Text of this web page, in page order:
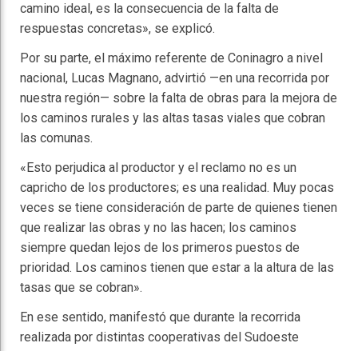
camino ideal, es la consecuencia de la falta de
respuestas concretas», se explicó.
Por su parte, el máximo referente de Coninagro a nivel
nacional, Lucas Magnano, advirtió —en una recorrida por
nuestra región— sobre la falta de obras para la mejora de
los caminos rurales y las altas tasas viales que cobran
las comunas.
«Esto perjudica al productor y el reclamo no es un
capricho de los productores; es una realidad. Muy pocas
veces se tiene consideración de parte de quienes tienen
que realizar las obras y no las hacen; los caminos
siempre quedan lejos de los primeros puestos de
prioridad. Los caminos tienen que estar a la altura de las
tasas que se cobran».
En ese sentido, manifestó que durante la recorrida
realizada por distintas cooperativas del Sudoeste